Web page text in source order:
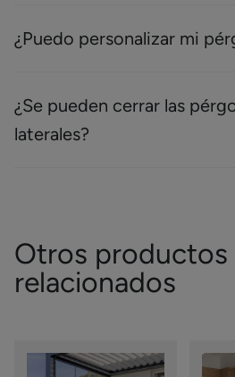
¿Puedo personalizar mi
¿Se pueden cerrar las
laterales?
Otros productos
relacionados